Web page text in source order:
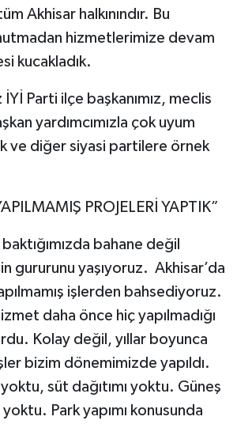
Akhisar halkınındır. Bu
hizmetlerimize devam
kucakladık.
İYİ Parti ilçe başkanımız, meclis
yardımcımızla çok uyum
ve diğer siyasi partilere örnek
PROJELERİ YAPTIK”
bahane değil
gururunu yaşıyoruz. Akhisar’da
işlerden bahsediyoruz.
daha önce hiç yapılmadığı
Kolay değil, yıllar boyunca
bizim dönemimizde yapıldı.
süt dağıtımı yoktu. Güneş
Park yapımı konusunda